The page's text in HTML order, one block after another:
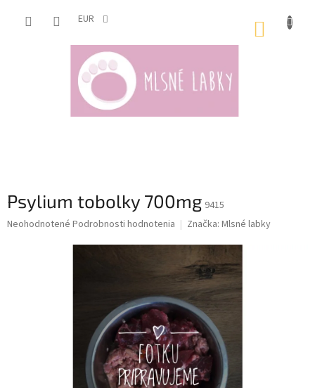
EUR
Psylium tobolky 700mg 9415
Priemerné
Neohodnotené Podrobnosti hodnotenia Značka: Mlsné labky